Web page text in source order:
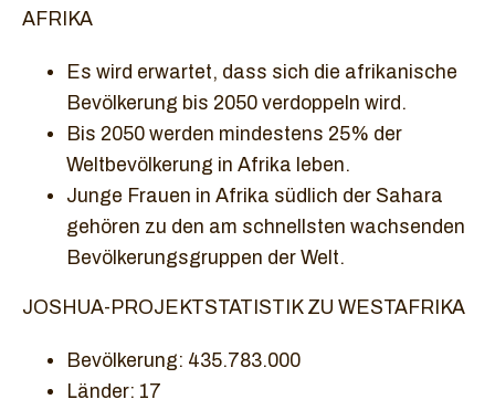
AFRIKA
Es wird erwartet, dass sich die afrikanische
Bevölkerung bis 2050 verdoppeln wird.
Bis 2050 werden mindestens 25% der
Weltbevölkerung in Afrika leben.
Junge Frauen in Afrika südlich der Sahara
gehören zu den am schnellsten wachsenden
Bevölkerungsgruppen der Welt.
JOSHUA-PROJEKTSTATISTIK ZU WESTAFRIKA
Bevölkerung: 435.783.000
Länder: 17